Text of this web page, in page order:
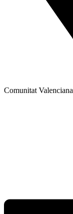
Comunitat Valenciana